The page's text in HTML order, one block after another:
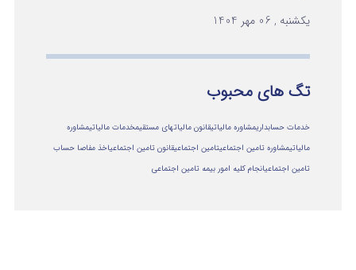
یکشنبه , 06 مهر 1404
تگ های محبوب
خدمات حسابداریمشاوره مالیاتیقانون مالیاتهای مستقیمخدمات مالیاتیمشاوره
مالياتيمشاوره تامین اجتماعیتامین اجتماعیقانون تامین اجتماعیاخذ مفاصا حساب
تامین اجتماعیانجام کلیه امور بیمه تامین اجتماعی